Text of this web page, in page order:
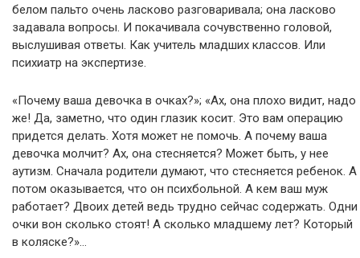
белом пальто очень ласково разговаривала; она ласково
задавала вопросы. И покачивала сочувственно головой,
выслушивая ответы. Как учитель младших классов. Или
психиатр на экспертизе.
«Почему ваша девочка в очках?»; «Ах, она плохо видит, надо
же! Да, заметно, что один глазик косит. Это вам операцию
придется делать. Хотя может не помочь. А почему ваша
девочка молчит? Ах, она стесняется? Может быть, у нее
аутизм. Сначала родители думают, что стесняется ребенок. А
потом оказывается, что он психбольной. А кем ваш муж
работает? Двоих детей ведь трудно сейчас содержать. Одни
очки вон сколько стоят! А сколько младшему лет? Который
в коляске?»…